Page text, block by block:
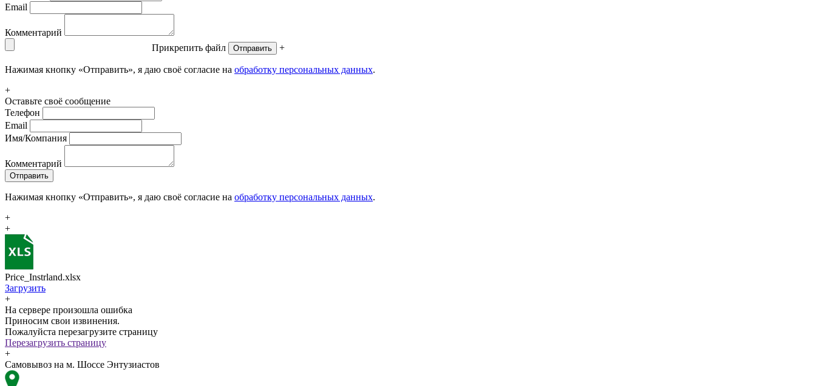
Email
Комментарий
Прикрепить файл
Отправить +
Нажимая кнопку «Отправить», я даю своё согласие на обработку персональных данных.
+
Оставьте своё сообщение
Телефон
Email
Имя/Компания
Комментарий
Отправить
Нажимая кнопку «Отправить», я даю своё согласие на обработку персональных данных.
+
+
Price_Instrland.xlsx
Загрузить
+
На сервере произошла ошибка
Приносим свои извинения.
Пожалуйста перезагрузите страницу
Перезагрузить страницу
+
Самовывоз на м. Шоссе Энтузиастов